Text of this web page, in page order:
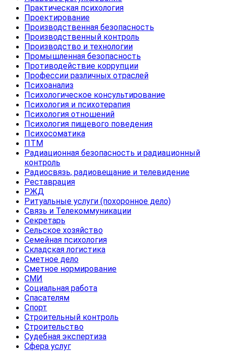
Практическая психология
Проектирование
Производственная безопасность
Производственный контроль
Производство и технологии
Промышленная безопасность
Противодействие коррупции
Профессии различных отраслей
Психоанализ
Психологическое консультирование
Психология и психотерапия
Психология отношений
Психология пищевого поведения
Психосоматика
ПТМ
Радиационная безопасность и радиационный
контроль
Радиосвязь, радиовещание и телевидение
Реставрация
РЖД
Ритуальные услуги (похоронное дело)
Связь и Телекоммуникации
Секретарь
Сельское хозяйство
Семейная психология
Складская логистика
Сметное дело
Сметное нормирование
СМИ
Социальная работа
Спасателям
Спорт
Строительный контроль
Строительство
Судебная экспертиза
Сфера услуг